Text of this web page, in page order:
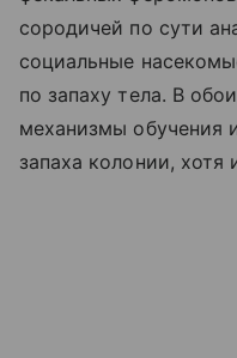
сородичей по сути
социальные
по запаху тела. В
механизмы обучения
запаха колонии,